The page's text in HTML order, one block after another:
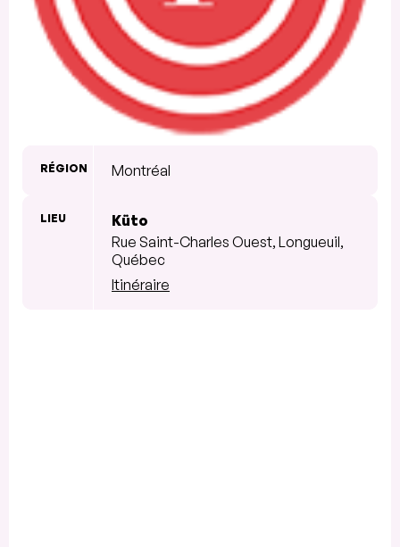
RÉGION Montréal
LIEU
Küto
Rue Saint-Charles Ouest, Longueuil,
Québec
Itinéraire